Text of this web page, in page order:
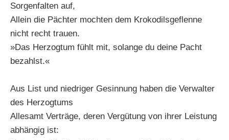
Sorgenfalten auf,
Allein die Pächter mochten dem Krokodilsgeflenne
nicht recht trauen.
»Das Herzogtum fühlt mit, solange du deine Pacht
bezahlst.«
Aus List und niedriger Gesinnung haben die Verwalter
des Herzogtums
Allesamt Verträge, deren Vergütung von ihrer Leistung
abhängig ist: